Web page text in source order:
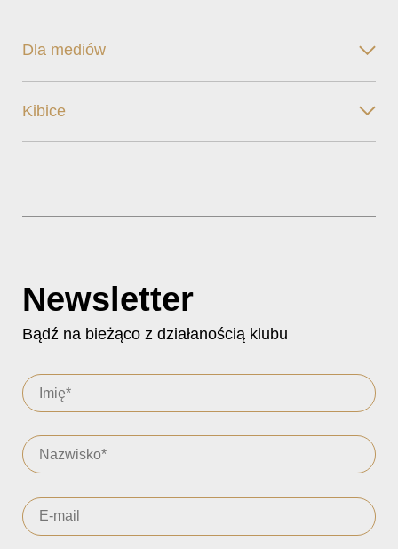
Dla mediów
Kibice
Newsletter
Bądź na bieżąco z działanością klubu